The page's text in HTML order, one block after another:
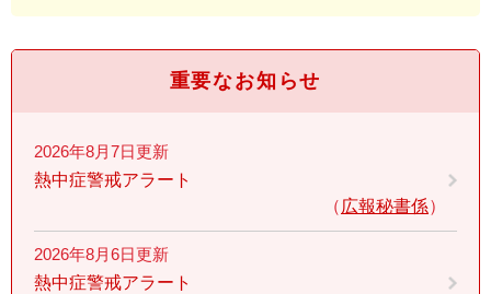
重要なお知らせ
2026年8月7日更新
熱中症警戒アラート
広報秘書係
2026年8月6日更新
熱中症警戒アラート